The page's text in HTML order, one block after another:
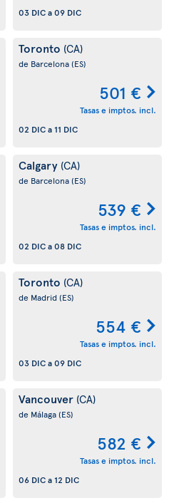
03 DICa09 DIC
Toronto (CA)
de Barcelona(ES)
501 €
Tasas e imptos. incl.
02 DICa 11 DIC
Calgary (CA)
de Barcelona(ES)
539 €
Tasas e imptos. incl.
02 DICa08 DIC
Toronto (CA)
de Madrid(ES)
554 €
Tasas e imptos. incl.
03 DICa09 DIC
Vancouver (CA)
de Málaga(ES)
582 €
Tasas e imptos. incl.
06 DICa 12 DIC